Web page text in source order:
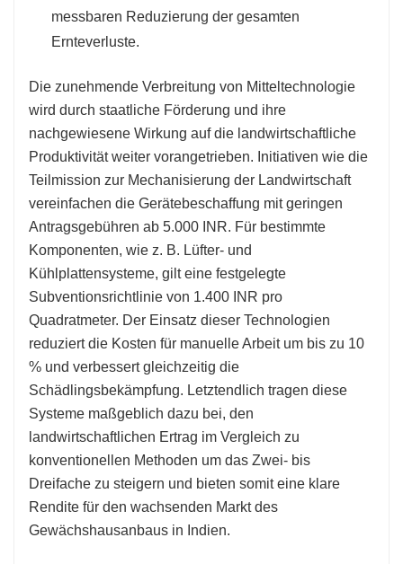
messbaren Reduzierung der gesamten
Ernteverluste.
Die zunehmende Verbreitung von Mitteltechnologie
wird durch staatliche Förderung und ihre
nachgewiesene Wirkung auf die landwirtschaftliche
Produktivität weiter vorangetrieben. Initiativen wie die
Teilmission zur Mechanisierung der Landwirtschaft
vereinfachen die Gerätebeschaffung mit geringen
Antragsgebühren ab 5.000 INR. Für bestimmte
Komponenten, wie z. B. Lüfter- und
Kühlplattensysteme, gilt eine festgelegte
Subventionsrichtlinie von 1.400 INR pro
Quadratmeter. Der Einsatz dieser Technologien
reduziert die Kosten für manuelle Arbeit um bis zu 10
% und verbessert gleichzeitig die
Schädlingsbekämpfung. Letztendlich tragen diese
Systeme maßgeblich dazu bei, den
landwirtschaftlichen Ertrag im Vergleich zu
konventionellen Methoden um das Zwei- bis
Dreifache zu steigern und bieten somit eine klare
Rendite für den wachsenden Markt des
Gewächshausanbaus in Indien.